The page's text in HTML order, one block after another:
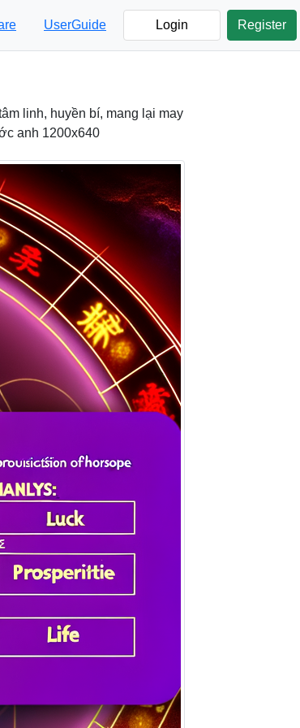
UserGuide Login Register
linh, huyền bí, mang lại may
anh 1200x640